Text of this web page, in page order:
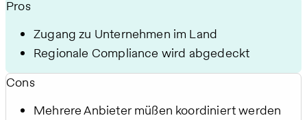
Pros
Zugang zu Unternehmen im Land
Regionale Compliance wird abgedeckt
Cons
Mehrere Anbieter müssen koordiniert werden